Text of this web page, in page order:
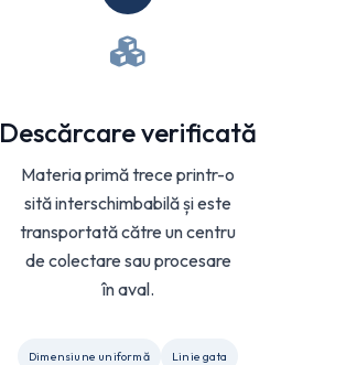
Descărcare verificată
Materia primă trece printr-o
sită interschimbabilă și este
transportată către un centru
de colectare sau procesare
în aval.
Dimensiune uniformă Linie gata